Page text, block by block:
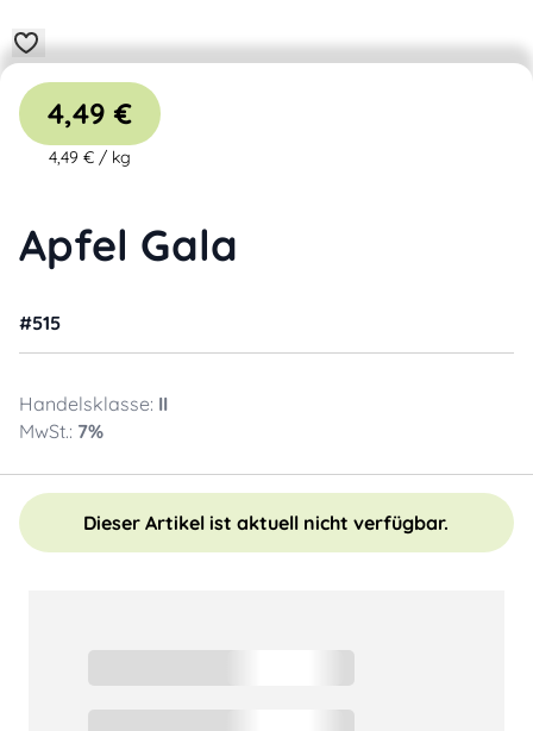
Apfel Gala
#515
Handelsklasse: II
MwSt.: 7%
4,49 €
4,49 € / kg
Dieser Artikel ist aktuell nicht verfügbar.